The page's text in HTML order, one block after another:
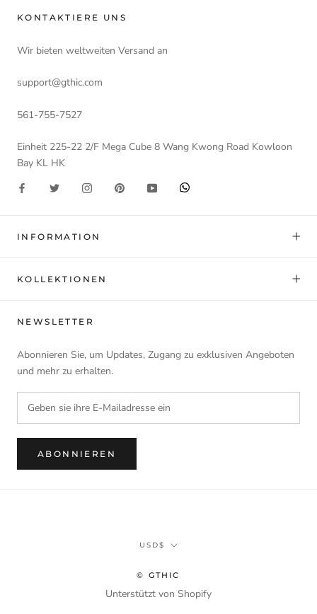
KONTAKTIERE UNS
Wir bieten weltweiten Versand an
support@gthic.com
561-755-7527
Einheit 225-22 2/F Mega Cube 8 Wang Kwong Road Kowloon
Bay KL HK
INFORMATION
KOLLEKTIONEN
NEWSLETTER
Abonnieren Sie, um Updates, Zugang zu exklusiven Angeboten
und mehr zu erhalten.
ABONNIEREN
Währung
USD$
© GTHIC
Unterstützt von Shopify